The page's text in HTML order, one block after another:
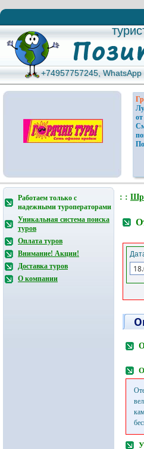
+74957757245,
+74957757245,
Работаем только с
надежными туроператорами
Уникальная система поиска
туров
Оплата туров
Внимание! Акции!
Доставка туров
О компании
: :